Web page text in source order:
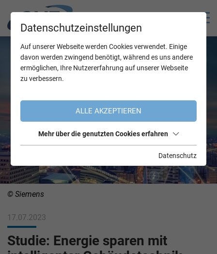
© Siemens
17.07.2023
Studie: Energie sparen mit
Datenschutzeinstellungen
Auf unserer Webseite werden Cookies verwendet. Einige
davon werden zwingend benötigt, während es uns andere
ermöglichen, Ihre Nutzererfahrung auf unserer Webseite
zu verbessern.
ALLE AKZEPTIEREN
Mehr über die genutzten Cookies erfahren
Datenschutz